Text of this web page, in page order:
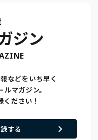
ジン
などをいち早く
マガジン。
ださい！
する